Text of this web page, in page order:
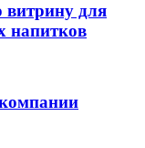
витрину для
напитков